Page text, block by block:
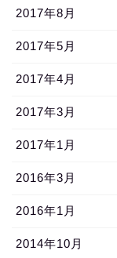
2017年8月
2017年5月
2017年4月
2017年3月
2017年1月
2016年3月
2016年1月
2014年10月